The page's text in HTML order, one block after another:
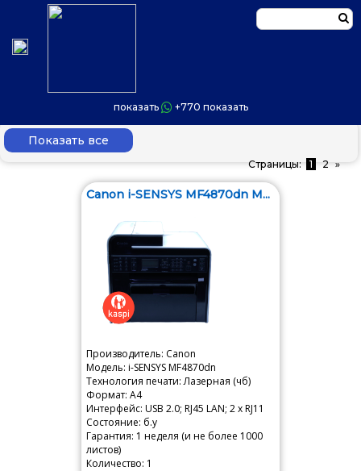
показать +770 показать
Страницы: 1 2 »
Canon i-SENSYS MF4870dn М...
Производитель: Canon
Модель: i-SENSYS MF4870dn
Технология печати: Лазерная (чб)
Формат: A4
Интерфейс: USB 2.0; RJ45 LAN; 2 x RJ11
Состояние: б.у
Гарантия: 1 неделя (и не более 1000
листов)
Количество: 1